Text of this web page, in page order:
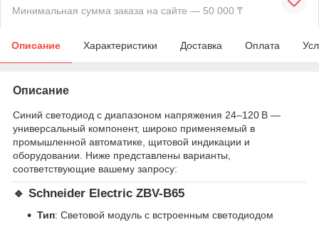
Минимальная сумма заказа на сайте — 50 000 ₸
Описание Характеристики Доставка Оплата
Описание
Синий светодиод с диапазоном напряжения 24–120 В —
универсальный компонент, широко применяемый в
промышленной автоматике, щитовой индикации и
оборудовании. Ниже представлены варианты,
соответствующие вашему запросу:
🔹 Schneider Electric ZBV-B65
Тип: Световой модуль с встроенным светодиодом